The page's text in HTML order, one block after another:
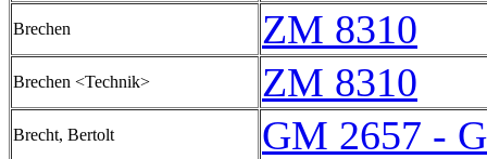
Brechen ZM 8310
Brechen <Technik> ZM 8310
Brecht, Bertolt GM 2657 -